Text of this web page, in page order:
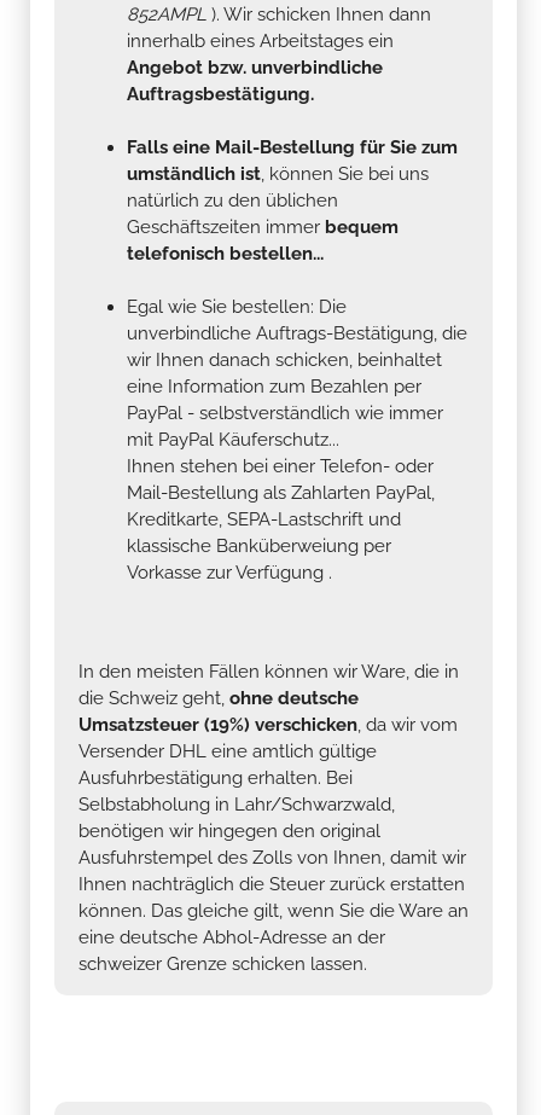
852AMPL ). Wir schicken Ihnen dann
innerhalb eines Arbeitstages ein
Angebot bzw. unverbindliche
Auftragsbestätigung.
Falls eine Mail-Bestellung für Sie zum
umständlich ist, können Sie bei uns
natürlich zu den üblichen
Geschäftszeiten immer bequem
telefonisch bestellen...
Egal wie Sie bestellen: Die
unverbindliche Auftrags-Bestätigung, die
wir Ihnen danach schicken, beinhaltet
eine Information zum Bezahlen per
PayPal - selbstverständlich wie immer
mit PayPal Käuferschutz...
Ihnen stehen bei einer Telefon- oder
Mail-Bestellung als Zahlarten PayPal,
Kreditkarte, SEPA-Lastschrift und
klassische Banküberweiung per
Vorkasse zur Verfügung .
In den meisten Fällen können wir Ware, die in
die Schweiz geht, ohne deutsche
Umsatzsteuer (19%) verschicken, da wir vom
Versender DHL eine amtlich gültige
Ausfuhrbestätigung erhalten. Bei
Selbstabholung in Lahr/Schwarzwald,
benötigen wir hingegen den original
Ausfuhrstempel des Zolls von Ihnen, damit wir
Ihnen nachträglich die Steuer zurück erstatten
können. Das gleiche gilt, wenn Sie die Ware an
eine deutsche Abhol-Adresse an der
schweizer Grenze schicken lassen.